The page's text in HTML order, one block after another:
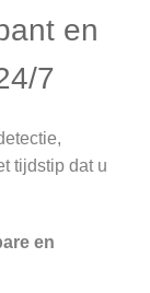
en
7
tijdstip dat u
en